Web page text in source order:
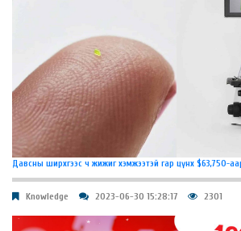
Давсны ширхгээс ч жижиг хэмжээтэй гар цүнх $63,750-
Knowledge 2023-06-30 15:28:17 2301